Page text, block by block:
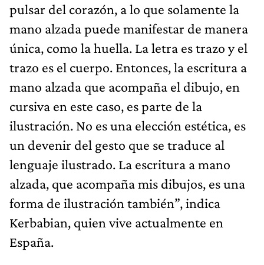
pulsar del corazón, a lo que solamente la
mano alzada puede manifestar de manera
única, como la huella. La letra es trazo y el
trazo es el cuerpo. Entonces, la escritura a
mano alzada que acompaña el dibujo, en
cursiva en este caso, es parte de la
ilustración. No es una elección estética, es
un devenir del gesto que se traduce al
lenguaje ilustrado. La escritura a mano
alzada, que acompaña mis dibujos, es una
forma de ilustración también”, indica
Kerbabian, quien vive actualmente en
España.